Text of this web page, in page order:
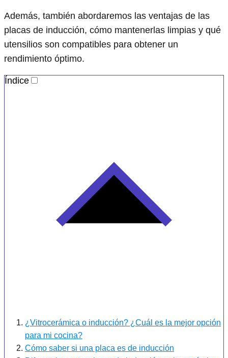
Además, también abordaremos las ventajas de las
placas de inducción, cómo mantenerlas limpias y qué
utensilios son compatibles para obtener un
rendimiento óptimo.
Índice
¿Vitrocerámica o inducción? ¿Cuál es la mejor opción
para mi cocina?
Cómo saber si una placa es de inducción